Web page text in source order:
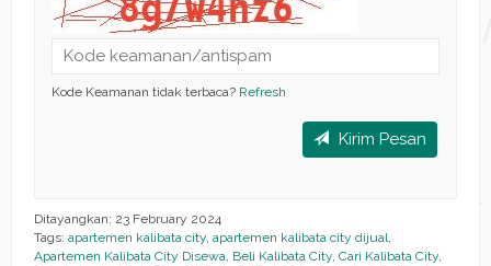
Kode Keamanan tidak terbaca? Refresh
Kirim Pesan
Ditayangkan: 23 February 2024
Tags: apartemen kalibata city, apartemen kalibata city dijual,
Apartemen Kalibata City Disewa, Beli Kalibata City, Cari Kalibata City,